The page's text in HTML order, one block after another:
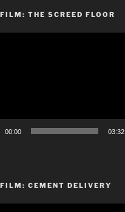
THE SCREED FLOOR
00:00 03:32
CEMENT DELIVERY